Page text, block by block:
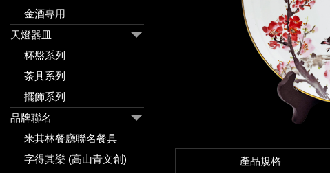
金酒專用
天燈器皿
杯盤系列
茶具系列
擺飾系列
品牌聯名
米其林餐廳聯名餐具
字得其樂 (高山青文創)
產品規格